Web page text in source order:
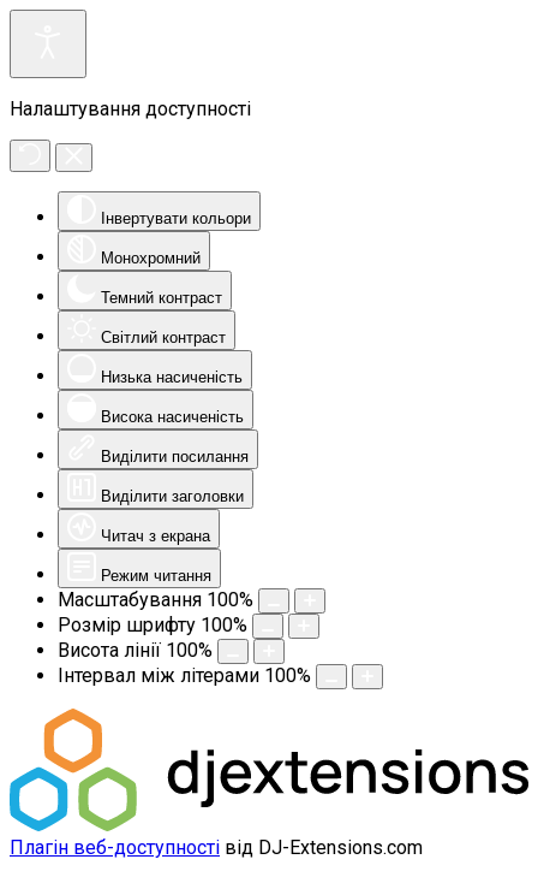
Налаштування доступності
Інвертувати кольори
Монохромний
Темний контраст
Світлий контраст
Низька насиченість
Висока насиченість
Виділити посилання
Виділити заголовки
Читач з екрана
Режим читання
Масштабування 100%
Розмір шрифту 100%
Висота лінії 100%
Інтервал між літерами 100%
Плагін веб-доступності від DJ-Extensions.com